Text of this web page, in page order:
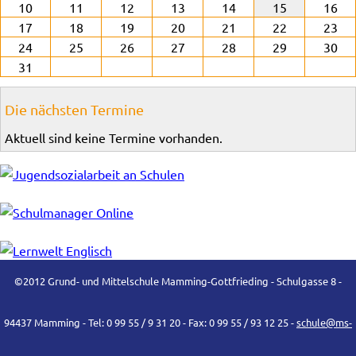
10
11 12 13 14 15
16
17
18 19 20 21 22
23
24
25 26 27 28 29
30
31
Die nächsten Termine
Aktuell sind keine Termine vorhanden.
©2012 Grund- und Mittelschule Mamming-Gottfrieding - Schulgasse 8 -
94437 Mamming - Tel: 0 99 55 / 9 31 20 - Fax: 0 99 55 / 93 12 25 -schule@ms-